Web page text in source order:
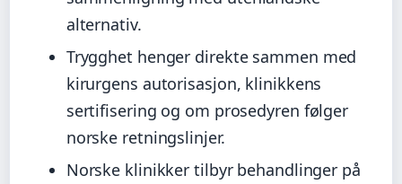
alternativ.
Trygghet henger direkte sammen med
kirurgens autorisasjon, klinikkens
sertifisering og om prosedyren følger
norske retningslinjer.
Norske klinikker tilbyr behandlinger på